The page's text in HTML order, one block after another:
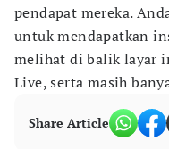
pendapat mereka.
untuk mendapatkan
melihat di balik layar
Live, serta masih
Share Article